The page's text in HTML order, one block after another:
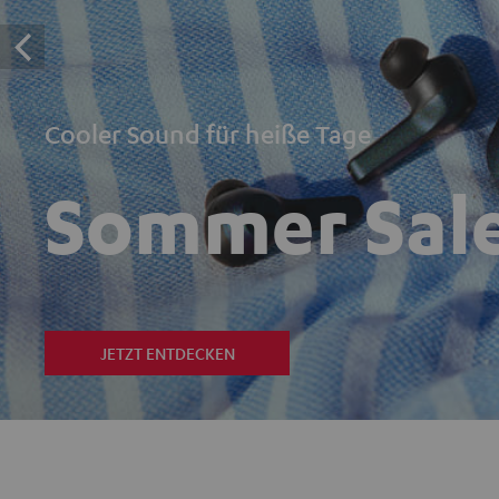
Cooler Sound für heiße Tage
Sommer
JETZT ENTDECKEN